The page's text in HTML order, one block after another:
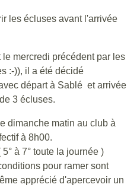
les écluses avant l'arrivée
mercredi précédent par les
:-)), il a été décidé
départ à Sablé et arrivée
3 écluses.
dimanche matin au club à
à 8h00.
à 7° toute la journée )
pour ramer sont
apprécié d'apercevoir un